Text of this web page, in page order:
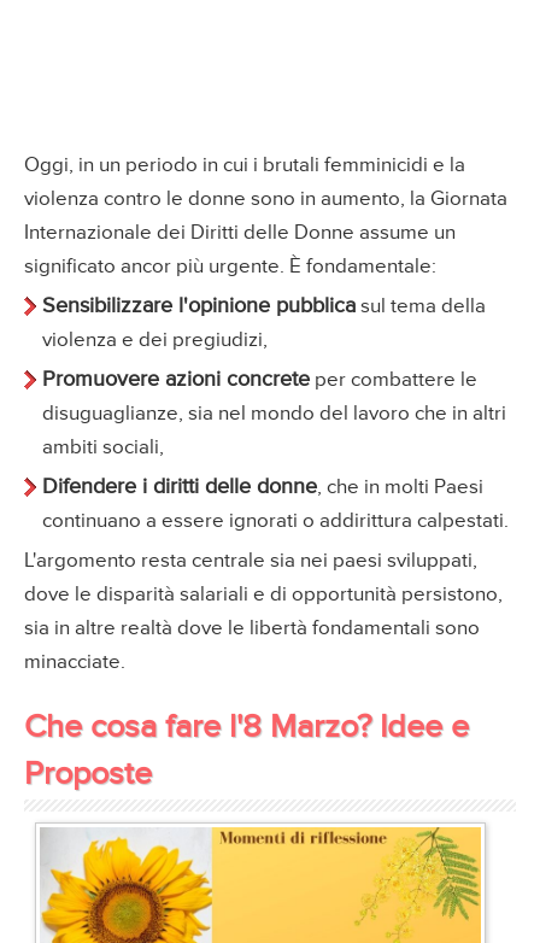
Oggi, in un periodo in cui i brutali femminicidi e la
violenza contro le donne sono in aumento, la Giornata
Internazionale dei Diritti delle Donne assume un
significato ancor più urgente. È fondamentale:
Sensibilizzare l'opinione pubblica sul tema della
violenza e dei pregiudizi,
Promuovere azioni concrete per combattere le
disuguaglianze, sia nel mondo del lavoro che in altri
ambiti sociali,
Difendere i diritti delle donne, che in molti Paesi
continuano a essere ignorati o addirittura calpestati.
L'argomento resta centrale sia nei paesi sviluppati,
dove le disparità salariali e di opportunità persistono,
sia in altre realtà dove le libertà fondamentali sono
minacciate.
Che cosa fare l'8 Marzo? Idee e
Proposte